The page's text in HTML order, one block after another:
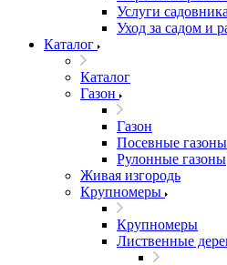
Услуги садовника
Уход за садом и
Каталог
Каталог
Газон
Газон
Посевные газоны
Рулонные газоны
Живая изгородь
Крупномеры
Крупномеры
Лиственные